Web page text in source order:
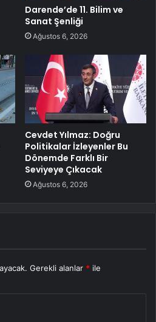
Darende’de 11. Bilim ve
Sanat Şenliği
Ağustos 6, 2026
Cevdet Yılmaz: Doğru
Politikalar İzleyenler Bu
Dönemde Farklı Bir
Seviyeye Çıkacak
Ağustos 6, 2026
Gerekli alanlar * ile